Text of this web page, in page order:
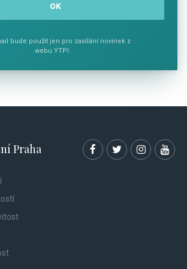
bude použit jen pro zasílání novinek z
webu YTPI.
Praha